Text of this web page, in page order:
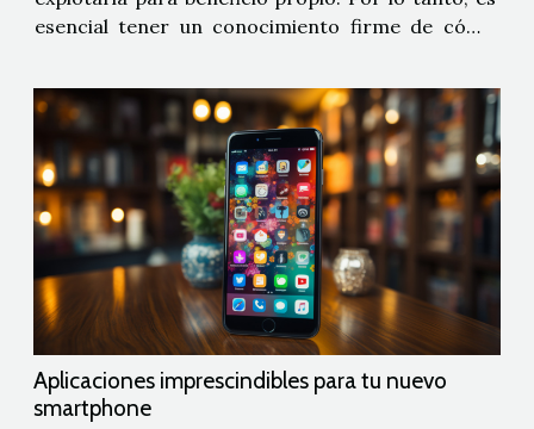
esencial tener un conocimiento firme de cómo
salvaguardarla de los peligros potenciales. En
este artículo, aprenderás sobre los...
Aplicaciones imprescindibles para tu nuevo
smartphone